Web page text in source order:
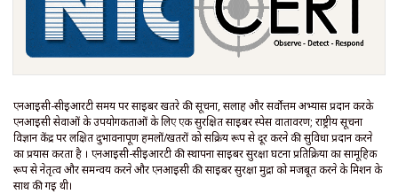
एनआईसी-सीईआरटी समय पर साइबर खतरे की सूचना, सलाह और सर्वोत्तम अभ्यास प्रदान करके
एनआईसी सेवाओं के उपयोगकर्ताओं के लिए एक सुरक्षित साइबर स्पेस वातावरण; राष्ट्रीय सूचना
विज्ञान केंद्र पर लक्षित दुर्भावनापूर्ण हमलों/खतरों को सक्रिय रूप से दूर करने की सुविधा प्रदान करने
का प्रयास करता है । एनआईसी-सीईआरटी की स्थापना साइबर सुरक्षा घटना प्रतिक्रिया का सामूहिक
रूप से नेतृत्व और समन्वय करने और एनआईसी की साइबर सुरक्षा मुद्रा को मजबूत करने के मिशन के
साथ की गई थी।